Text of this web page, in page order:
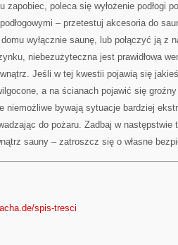
zapobiec, poleca się wyłożenie podłogi
– przetestuj akcesoria do
wyłącznie saunę, lub połączyć ją z
niebezużyteczna jest prawidłowa
Jeśli w tej kwestii pojawią się
a na ścianach pojawić się
niemożliwe bywają sytuacje bardziej
do pożaru. Zadbaj w następstwie
sauny – zatroszcz się o własne
spis-tresci